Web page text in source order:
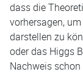
dass die
vorhersagen,
darstellen zu
oder das Higgs
Nachweis schon